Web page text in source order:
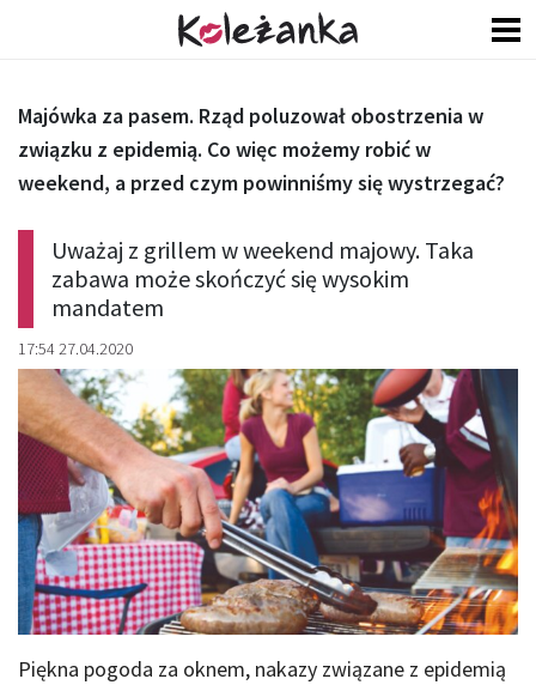
Uważaj z grillem w weekend majowy. Taka
zabawa może skończyć się wysokim
mandatem
17:54 27.04.2020
Majówka za pasem. Rząd poluzował obostrzenia w
związku z epidemią. Co więc możemy robić w
weekend, a przed czym powinniśmy się wystrzegać?
Piękna pogoda za oknem, nakazy związane z epidemią